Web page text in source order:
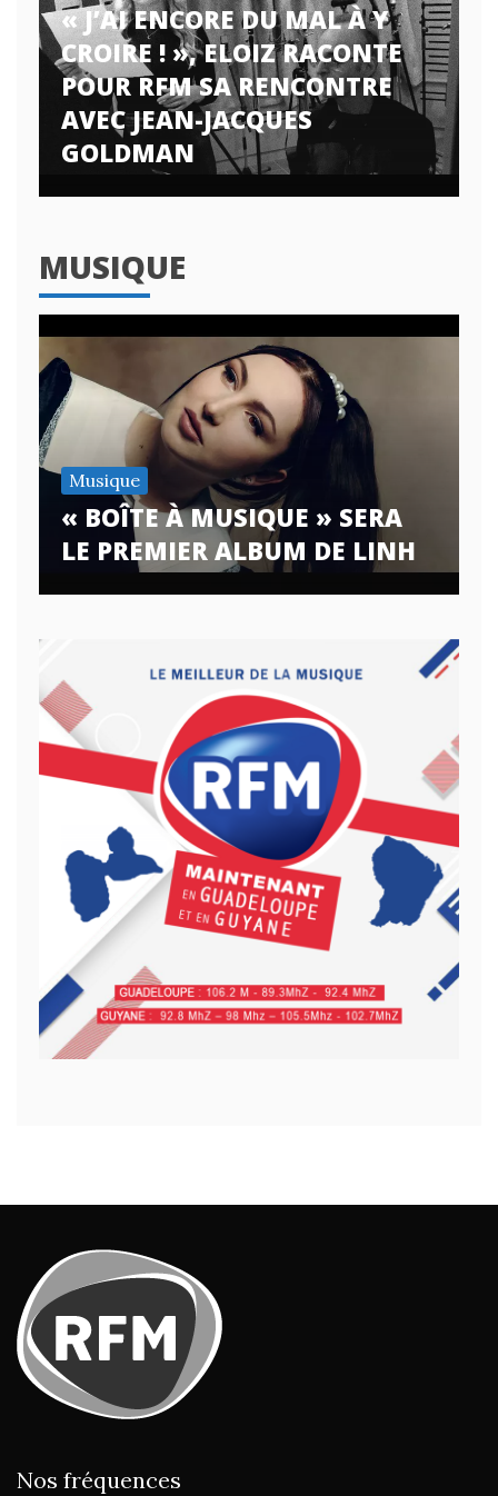
« J’AI ENCORE DU MAL À Y
CROIRE ! », ELOIZ RACONTE
POUR RFM SA RENCONTRE
AVEC JEAN-JACQUES
GOLDMAN
MUSIQUE
Musique
« BOÎTE À MUSIQUE » SERA
LE PREMIER ALBUM DE LINH
Nos fréquences